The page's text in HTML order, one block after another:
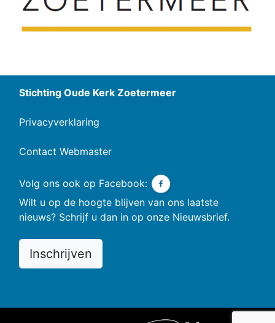
Stichting Oude Kerk Zoetermeer
Privacyverklaring
Contact Webmaster
Volg ons ook op Facebook:
Wilt u op de hoogte blijven van ons laatste
nieuws? Schrijf u dan in op onze Nieuwsbrief.
Inschrijven